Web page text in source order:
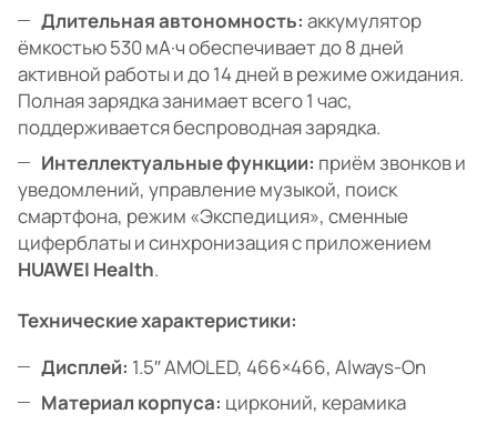
Длительная автономность: аккумулятор
ёмкостью 530 мА·ч обеспечивает до 8 дней
активной работы и до 14 дней в режиме ожидания.
Полная зарядка занимает всего 1 час,
поддерживается беспроводная зарядка.
Интеллектуальные функции: приём звонков и
уведомлений, управление музыкой, поиск
смартфона, режим «Экспедиция», сменные
циферблаты и синхронизация с приложением
HUAWEI Health.
Технические характеристики:
Дисплей: 1.5″ AMOLED, 466×466, Always-On
Материал корпуса: цирконий, керамика